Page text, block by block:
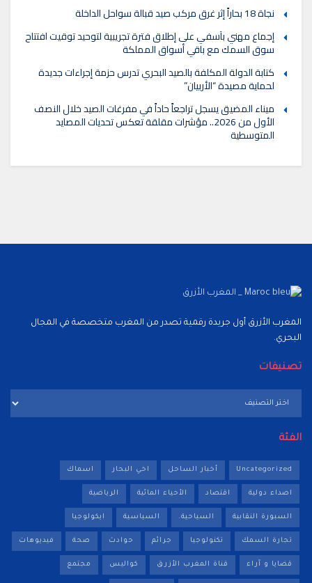
نجاة 18 بحاراً إثر غرق مركب صيد قبالة سواحل الداخلة
إجماع مهني بآسفي على إطلاق فترة تجريبية لتوحيد توقيت افتتاح
سوق السمك مع باقي أسواق المملكة
كتابة الدولة المكلفة بالصيد البحري تدرس حزمة إجراءات جديدة
لحماية مصيدة “الأربيان”
ميناء المضيق يسجل تراجعاً حاداً في مفرغات الصيد خلال النصف
الأول من 2026.. مؤشرات مقلقة تعكس تحديات المصايد
المتوسطية
المغرب الأزرق أول جريدة رقمية تصدر من المغرب متخصصة في المجال
البحري.
تصنيفات
تصنيفات
الفئة
Uncategorized أخبار الساحل اخي البحار اسماك
اصداء دولية اقتصاد الأحياء المائية الرياضية
السبورة النقابية السياحية. السياسية ايكولوجيا
تجارة السمك تكنولوجيا جرائم حوادث صحة فيديوهات
قضايا و آراء قناة المغرب الأزرق كواليس مجتمع